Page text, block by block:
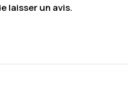
laisser un avis.